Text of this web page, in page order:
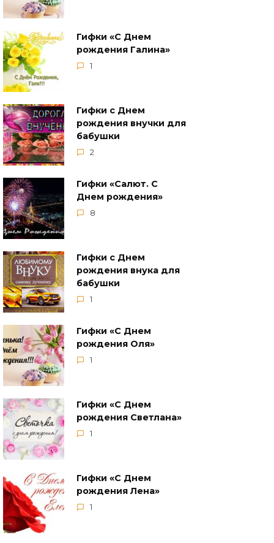
Гифки «С Днем
рождения Галина»
1
Гифки с Днем
рождения внучки для
бабушки
2
Гифки «Салют. С
Днем рождения»
8
Гифки с Днем
рождения внука для
бабушки
1
Гифки «‎С Днем
рождения Оля»
1
Гифки «С Днем
рождения Светлана»
1
Гифки «С Днем
рождения Лена»
1